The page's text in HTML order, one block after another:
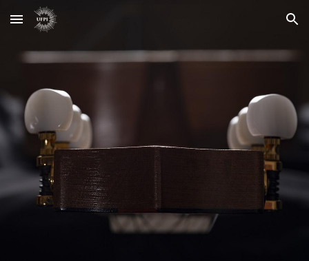
Skip to main content Skip to navigation